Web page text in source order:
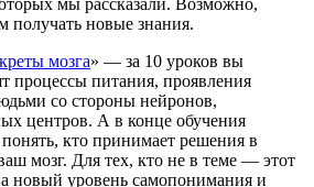
мы рассказали. Возможно,
получать новые знания.
мозга» — за 10 уроков вы
процессы питания, проявления
со стороны нейронов,
центров. А в конце обучения
кто принимает решения в
мозг. Для тех, кто не в теме — этот
новый уровень самопонимания и